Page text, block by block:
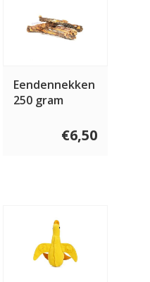
Eendennekken
250 gram
€6,50